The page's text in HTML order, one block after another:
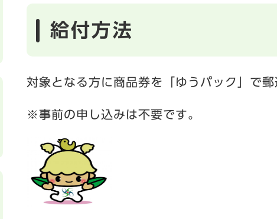
給付方法
対象となる方に商品券を「ゆうパック」で郵
※事前の申し込みは不要です。